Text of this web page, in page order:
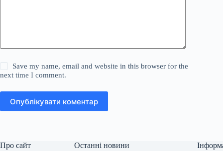
Save my name, email and website in this browser for the
next time I comment.
Опублікувати коментар
Про сайт Останні новини